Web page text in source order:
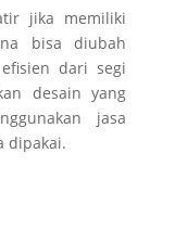
jika memiliki
bisa diubah
dari segi
desain yang
jasa
dipakai.